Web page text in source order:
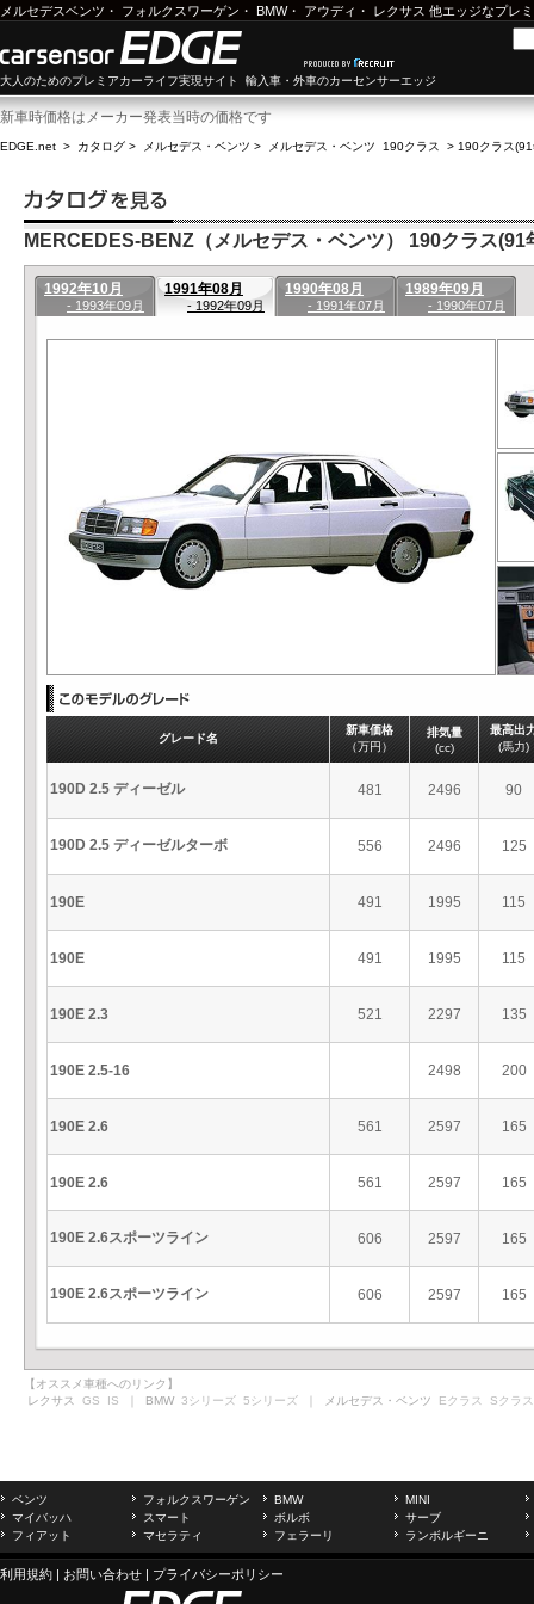
メルセデスベンツ ・ フォルクスワーゲン ・ BMW・ アウディ ・ レクサス 他エッジなプレ
大人のためのプレミアカーライフ実現サイト 輸入車・外車のカーセンサーエッジ
新車時価格はメーカー発表当時の価格です
EDGE.net > カタログ > メルセデス・ベンツ > メルセデス・ベンツ 190クラス > 190クラス
MERCEDES-BENZ（メルセデス・ベンツ） 190クラス(91
1992年10月
- 1993年09月
1991年08月
- 1992年09月
1990年08月
- 1991年07月
1989年09月
- 1990年07月
グレード名
新車価格
（万円）
排気量
(cc)
最高出
(馬力)
190D 2.5 ディーゼル 481 2496 90
190D 2.5 ディーゼルターボ 556 2496 125
190E 491 1995 115
190E 491 1995 115
190E 2.3 521 2297 135
190E 2.5-16 2498 200
190E 2.6 561 2597 165
190E 2.6 561 2597 165
190E 2.6スポーツライン 606 2597 165
190E 2.6スポーツライン 606 2597 165
【オススメ車種へのリンク】
レクサス GS IS ｜ BMW 3シリーズ 5シリーズ ｜ メルセデス・ベンツ Eクラス Sクラス
ベンツ フォルクスワーゲン BMW
MINI
マイバッハ
スマート ボルボ
サーブ
フィアット
マセラティ フェラーリ ランボルギーニ
利用規約 | お問い合わせ | プライバシーポリシー